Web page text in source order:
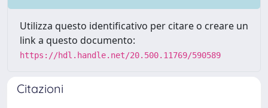
Utilizza questo identificativo per citare o creare un
link a questo documento:
https://hdl.handle.net/20.500.11769/590589
Citazioni